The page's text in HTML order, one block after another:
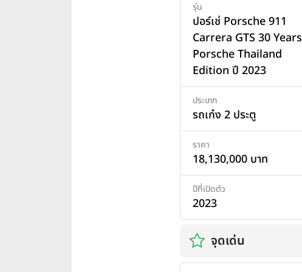
รุ่น
ปอร์เช่ Porsche 911
Carrera GTS 30 Years
Porsche Thailand
Edition ปี 2023
ประเภท
รถเก๋ง 2 ประตู
ราคา
18,130,000 บาท
ปีที่เปิดตัว
2023
จุดเด่น